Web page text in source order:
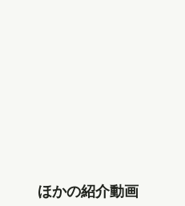
ほかの紹介動画